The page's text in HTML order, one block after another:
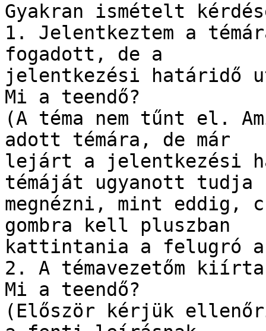
Gyakran ismételt
1. Jelentkeztem a
fogadott, de a
jelentkezési határidő
Mi a teendő?
(A téma nem tűnt el.
adott témára, de már
lejárt a jelentkezési
témáját ugyanott tudja
megnézni, mint eddig,
gombra kell pluszban
kattintania a felugró
2. A témavezetőm
Mi a teendő?
(Először kérjük